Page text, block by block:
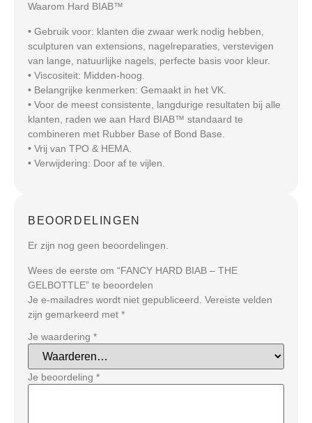
Waarom Hard BIAB™
• Gebruik voor: klanten die zwaar werk nodig hebben,
sculpturen van extensions, nagelreparaties, verstevigen
van lange, natuurlijke nagels, perfecte basis voor kleur.
• Viscositeit: Midden‑hoog.
• Belangrijke kenmerken: Gemaakt in het VK.
• Voor de meest consistente, langdurige resultaten bij alle
klanten, raden we aan Hard BIAB™ standaard te
combineren met Rubber Base of Bond Base.
• Vrij van TPO & HEMA.
• Verwijdering: Door af te vijlen.
BEOORDELINGEN
Er zijn nog geen beoordelingen.
Wees de eerste om “FANCY HARD BIAB – THE
GELBOTTLE” te beoordelen
Je e-mailadres wordt niet gepubliceerd. Vereiste velden
zijn gemarkeerd met *
Je waardering *
Je beoordeling *